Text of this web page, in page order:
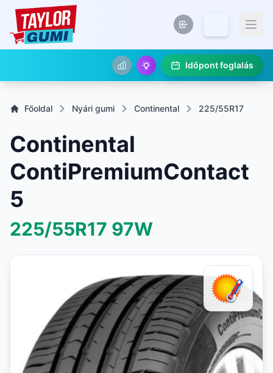
Időpont foglalás
Főoldal Nyári gumi Continental 225/55R17
Continental
ContiPremiumContact
5
225/55R17 97W